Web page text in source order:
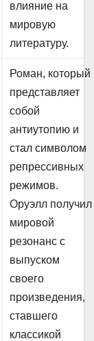
влияние на
мировую
литературу.
Роман, который
представляет
собой
антиутопию и
стал символом
репрессивных
режимов.
Оруэлл получил
мировой
резонанс с
выпуском
своего
произведения,
ставшего
классикой